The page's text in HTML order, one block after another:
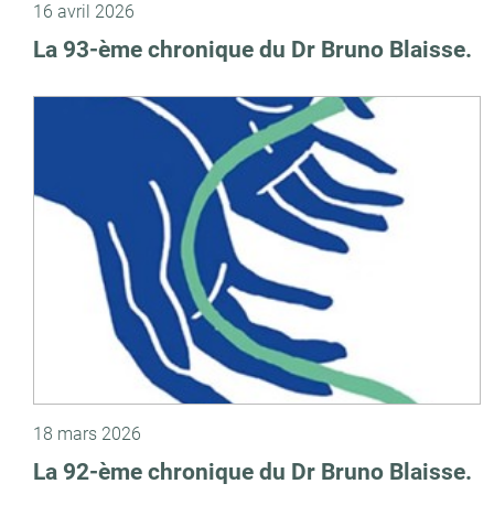
16 avril 2026
La 93-ème chronique du Dr Bruno Blaisse.
18 mars 2026
La 92-ème chronique du Dr Bruno Blaisse.